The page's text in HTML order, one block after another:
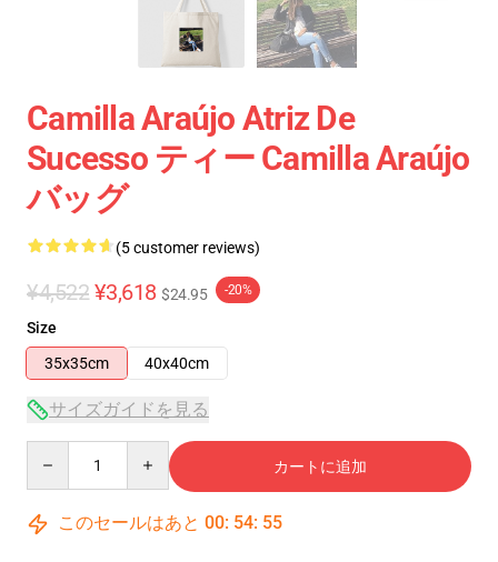
Camilla Araújo Atriz De
Sucesso ティー Camilla Araújo
バッグ
(5 customer reviews)
¥4,522 ¥3,618 $24.95 -20%
Size
35x35cm
40x40cm
サイズガイドを見る
カートに追加
このセールはあと 00: 54: 54